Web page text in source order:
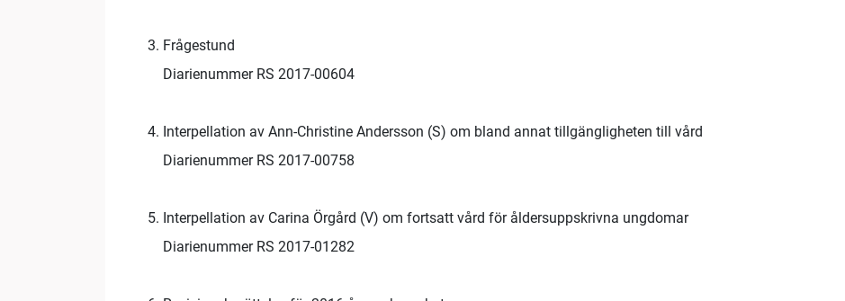
Frågestund
Diarienummer RS 2017-00604
Interpellation av Ann-Christine Andersson (S) om bland annat tillgängligheten till vård
Diarienummer RS 2017-00758
Interpellation av Carina Örgård (V) om fortsatt vård för åldersuppskrivna ungdomar
Diarienummer RS 2017-01282